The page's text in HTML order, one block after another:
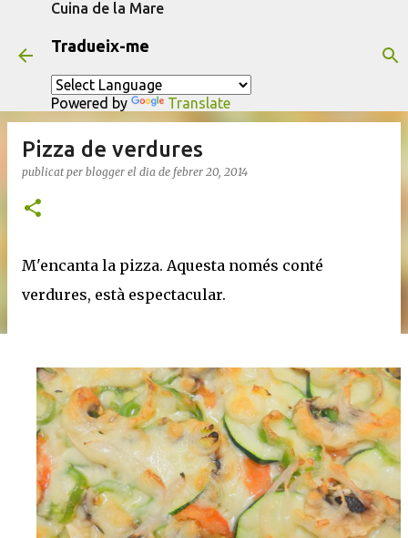
Cuina de la Mare
Tradueix-me
Powered by Translate
Pizza de verdures
publicat per blogger el dia de febrer 20, 2014
M'encanta la pizza. Aquesta només conté
verdures, està espectacular.